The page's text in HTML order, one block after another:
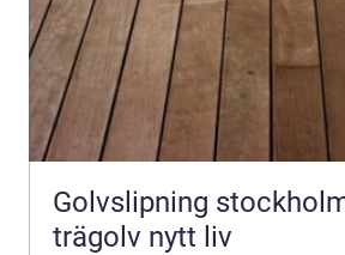
Golvslipning stockholm så
trägolv nytt liv